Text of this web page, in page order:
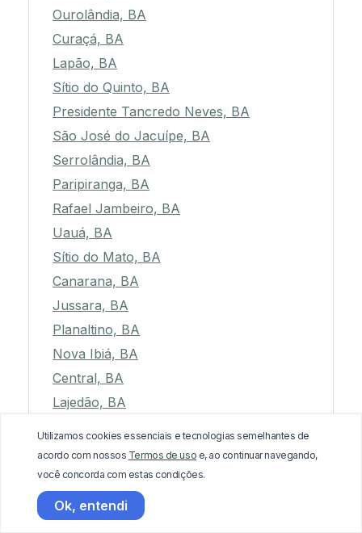
Ourolândia, BA
Curaçá, BA
Lapão, BA
Sítio do Quinto, BA
Presidente Tancredo Neves, BA
São José do Jacuípe, BA
Serrolândia, BA
Paripiranga, BA
Rafael Jambeiro, BA
Uauá, BA
Sítio do Mato, BA
Canarana, BA
Jussara, BA
Planaltino, BA
Nova Ibiá, BA
Central, BA
Lajedão, BA
Barrocas, BA
Chorrochó, BA
Utinga, BA
Jacobina, BA
Utilizamos cookies essenciais e tecnologias semelhantes de
acordo com nossos Termos de uso e, ao continuar navegando,
você concorda com estas condições.
Ok, entendi